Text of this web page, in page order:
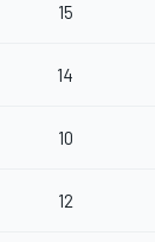
15
14
10
12